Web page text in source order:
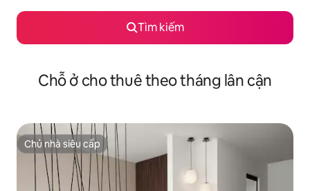
Tìm kiếm
Chỗ ở cho thuê theo tháng lân cận
Chủ nhà siêu cấp
Chủ nhà siêu cấp